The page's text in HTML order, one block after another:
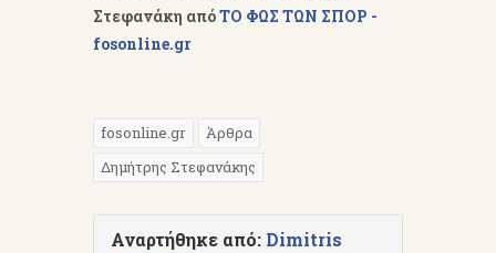
Στεφανάκη απόΤΟ ΦΩΣ ΤΩΝ ΣΠΟΡ -
fosonline.gr
fosonline.gr
Άρθρα
Δημήτρης Στεφανάκης
Αναρτήθηκε από: Dimitris